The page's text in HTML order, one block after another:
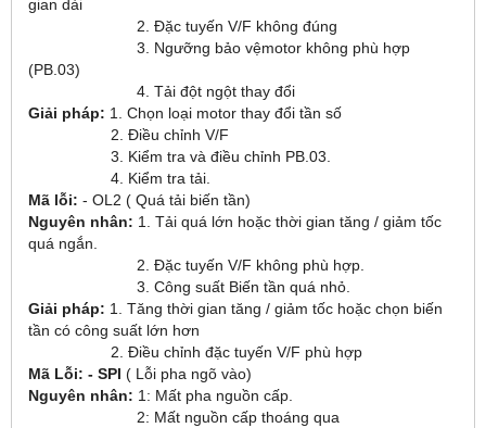
gian dài
2. Đặc tuyến V/F không đúng
3. Ngưỡng bảo vệmotor không phù hợp
(PB.03)
4. Tải đột ngột thay đổi
Giải pháp: 1. Chọn loại motor thay đổi tần số
2. Điều chỉnh V/F
3. Kiểm tra và điều chỉnh PB.03.
4. Kiểm tra tải.
Mã lỗi: - OL2 ( Quá tải biến tần)
Nguyên nhân: 1. Tải quá lớn hoặc thời gian tăng / giảm tốc
quá ngắn.
2. Đặc tuyến V/F không phù hợp.
3. Công suất Biến tần quá nhỏ.
Giải pháp: 1. Tăng thời gian tăng / giảm tốc hoặc chọn biến
tần có công suất lớn hơn
2. Điều chỉnh đặc tuyến V/F phù hợp
Mã Lỗi: - SPI ( Lỗi pha ngõ vào)
Nguyên nhân: 1: Mất pha nguồn cấp.
2: Mất nguồn cấp thoáng qua